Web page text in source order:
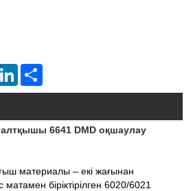
LinkedIn
6641 DMD оқшаулау
материалы – екі жағынан
біріктірілген 6020/6021